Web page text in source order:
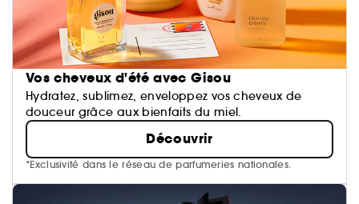
Vos cheveux d'été avec Gisou
Hydratez, sublimez, enveloppez vos cheveux de
douceur grâce aux bienfaits du miel.
Découvrir
*Exclusivité dans le réseau de parfumeries nationales.